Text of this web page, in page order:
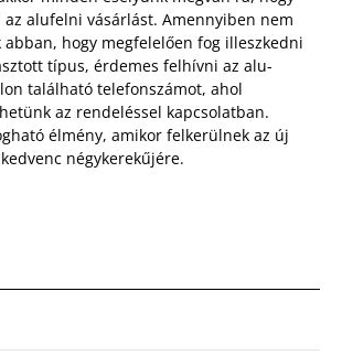
az alufelni vásárlást. Amennyiben nem
abban, hogy megfelelően fog illeszkedni
típus, érdemes felhívni az alu-
található telefonszámot, ahol
az rendeléssel kapcsolatban.
élmény, amikor felkerülnek az új
négykerekűjére.